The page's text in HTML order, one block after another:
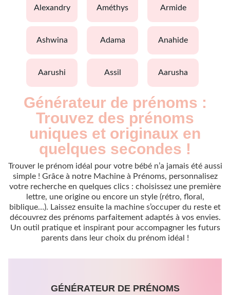
alexandry améthys armide
ashwina adama anahide
aarushi assil aarusha
Générateur de prénoms :
Trouvez des prénoms
uniques et originaux en
quelques secondes !
Trouver le prénom idéal pour votre bébé n’a jamais été aussi
simple ! Grâce à notre Machine à Prénoms, personnalisez
votre recherche en quelques clics : choisissez une première
lettre, une origine ou encore un style (rétro, floral,
biblique…). Laissez ensuite la machine s’occuper du reste et
découvrez des prénoms parfaitement adaptés à vos envies.
Un outil pratique et inspirant pour accompagner les futurs
parents dans leur choix du prénom idéal !
GÉNÉRATEUR DE PRÉNOMS